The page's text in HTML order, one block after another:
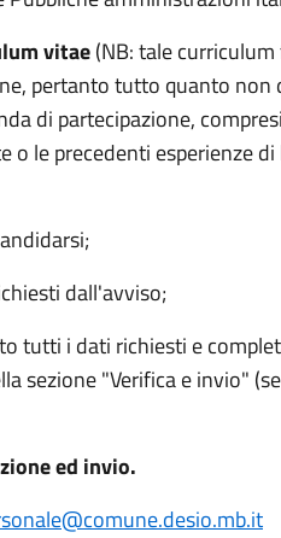
vitae(NB: tale
pertanto tutto quanto
di partecipazione,
o le precedenti esperienze
dall'avviso;
tutti i dati richiesti e
sezione "Verifica e invio"
ed invio.